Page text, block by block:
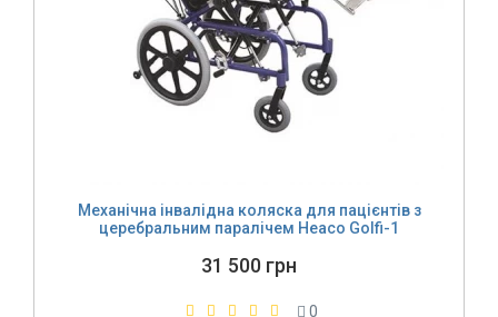
Механічна інвалідна коляска для пацієнтів з
церебральним паралічем Heaco Golfi-1
31 500 грн
0